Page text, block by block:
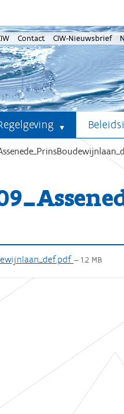
Contact CIW-Nieuwsbrief
— 1.2 MB